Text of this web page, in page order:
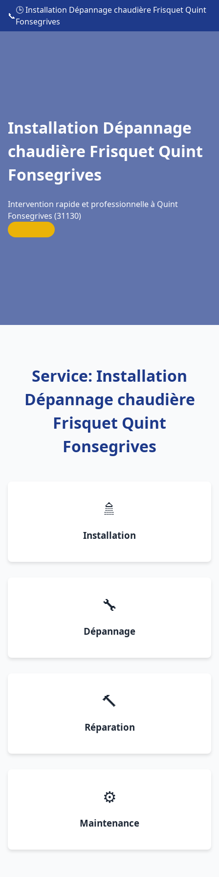
📞
🕒 Installation Dépannage chaudière Frisquet Quint
Fonsegrives
Installation Dépannage
chaudière Frisquet Quint
Fonsegrives
Intervention rapide et professionnelle à Quint
Fonsegrives (31130)
Service: Installation
Dépannage chaudière
Frisquet Quint
Fonsegrives
🚿
Installation
🔧
Dépannage
🔨
Réparation
⚙️
Maintenance